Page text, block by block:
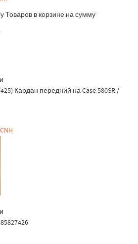
Товаров в корзине на сумму
Кардан передний на Case 580SR /